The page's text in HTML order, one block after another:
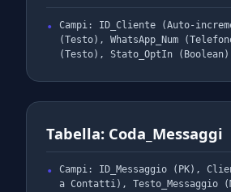
Campi: ID_Cliente (Auto-
(Testo), WhatsApp_Num
(Testo), Stato_OptIn (Boolean)
Tabella: Coda_Messaggi
Campi: ID_Messaggio (PK),
a Contatti), Testo_Messaggio